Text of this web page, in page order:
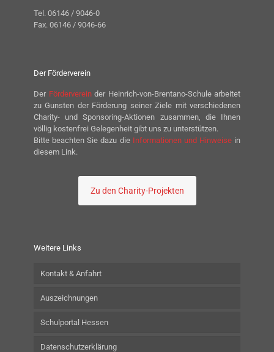
Tel. 06146 / 9046-0
Fax. 06146 / 9046-66
Der Förderverein
Der Fördervereinder Heinrich-von-Brentano-Schule arbeitet
zu Gunsten der Förderung seiner Ziele mit verschiedenen
Charity- und Sponsoring-Aktionen zusammen, die Ihnen
völlig kostenfrei Gelegenheit gibt uns zu unterstützen.
Bitte beachten Sie dazu die Informationen und Hinweisein
diesem Link.
Zu den Charity-Projekten
Weitere Links
Kontakt & Anfahrt
Auszeichnungen
Schulportal Hessen
Datenschutzerklärung